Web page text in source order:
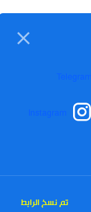
Telegram
Instagram
تم نسخ الرابط